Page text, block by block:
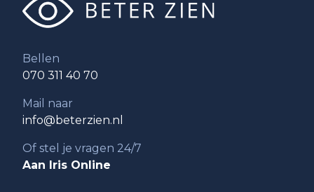
Bellen
070 311 40 70
Mail naar
info@beterzien.nl
Of stel je vragen 24/7
Aan Iris Online